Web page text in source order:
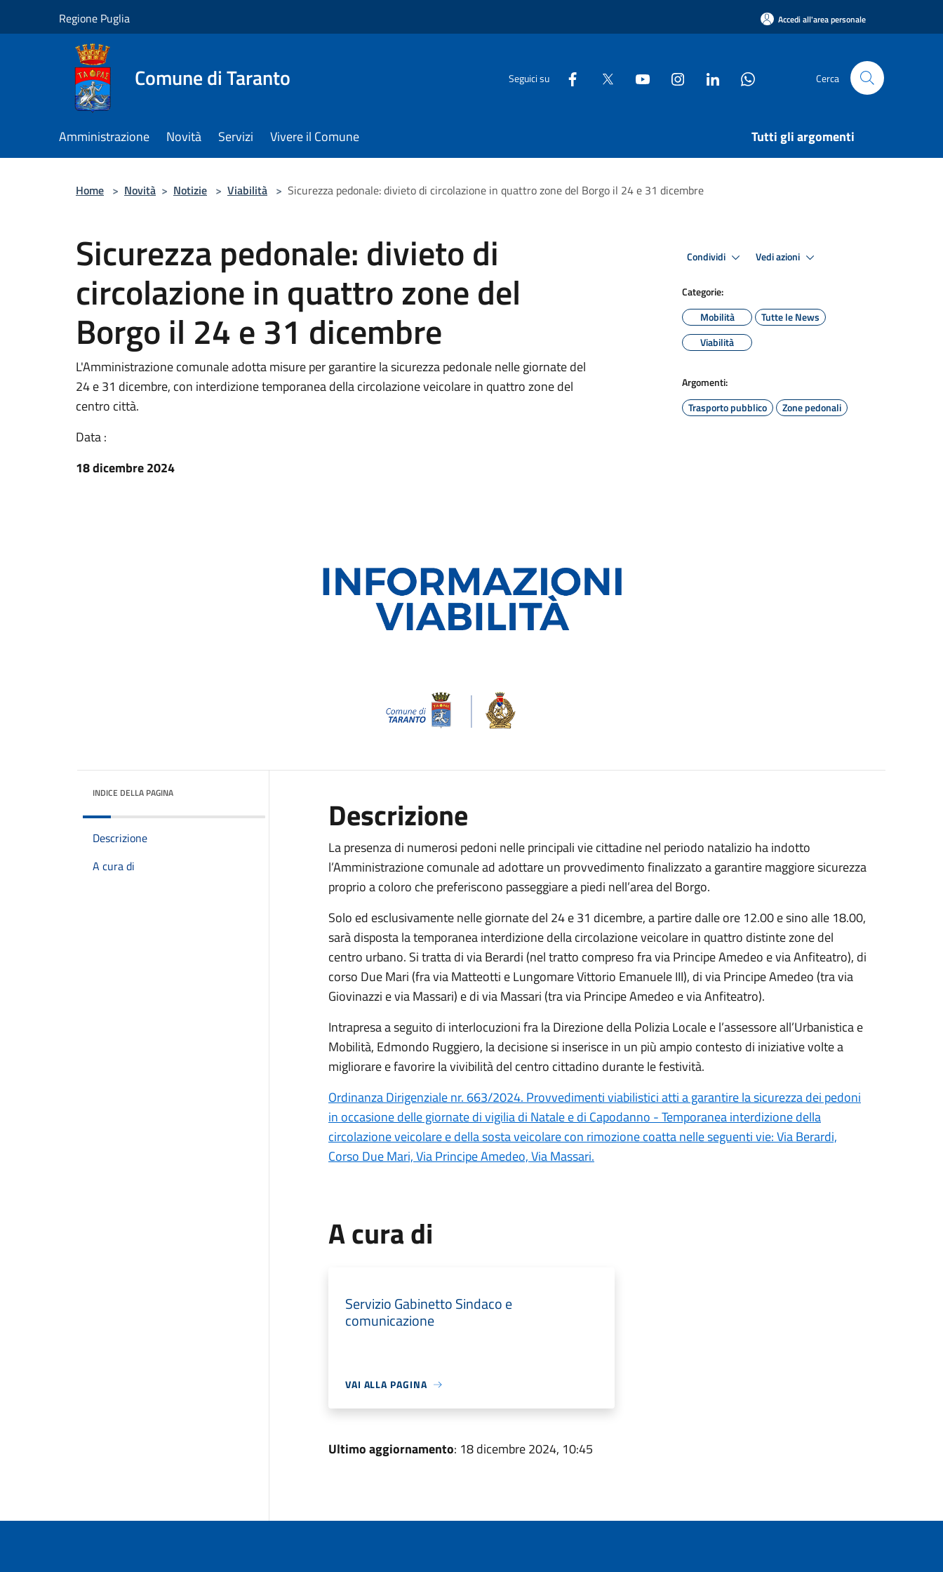
Regione Puglia Accedi all'area personale
Comune di Taranto Seguici su Cerca
Amministrazione Novità Servizi Vivere il Comune Tutti gli argomenti
Home > Novità > Notizie > Viabilità > Sicurezza pedonale: divieto di circolazione in quattro zone del Borgo il 24 e 31 dicembre
Sicurezza pedonale: divieto di
circolazione in quattro zone del
Borgo il 24 e 31 dicembre
L'Amministrazione comunale adotta misure per garantire la sicurezza pedonale nelle giornate del
24 e 31 dicembre, con interdizione temporanea della circolazione veicolare in quattro zone del
centro città.
Data :
18 dicembre 2024
Condividi Vedi azioni
Categorie:
Mobilità
Tutte le News
Viabilità
Argomenti:
Trasporto pubblico
Zone pedonali
INDICE DELLA PAGINA
Descrizione
A cura di
Descrizione
La presenza di numerosi pedoni nelle principali vie cittadine nel periodo natalizio ha indotto
l’Amministrazione comunale ad adottare un provvedimento finalizzato a garantire maggiore sicurezza
proprio a coloro che preferiscono passeggiare a piedi nell’area del Borgo.
Solo ed esclusivamente nelle giornate del 24 e 31 dicembre, a partire dalle ore 12.00 e sino alle 18.00,
sarà disposta la temporanea interdizione della circolazione veicolare in quattro distinte zone del
centro urbano. Si tratta di via Berardi (nel tratto compreso fra via Principe Amedeo e via Anfiteatro), di
corso Due Mari (fra via Matteotti e Lungomare Vittorio Emanuele III), di via Principe Amedeo (tra via
Giovinazzi e via Massari) e di via Massari (tra via Principe Amedeo e via Anfiteatro).
Intrapresa a seguito di interlocuzioni fra la Direzione della Polizia Locale e l’assessore all’Urbanistica e
Mobilità, Edmondo Ruggiero, la decisione si inserisce in un più ampio contesto di iniziative volte a
migliorare e favorire la vivibilità del centro cittadino durante le festività.
Ordinanza Dirigenziale nr. 663/2024. Provvedimenti viabilistici atti a garantire la sicurezza dei pedoni
in occasione delle giornate di vigilia di Natale e di Capodanno - Temporanea interdizione della
circolazione veicolare e della sosta veicolare con rimozione coatta nelle seguenti vie: Via Berardi,
Corso Due Mari, Via Principe Amedeo, Via Massari.
A cura di
Servizio Gabinetto Sindaco e
comunicazione
VAI ALLA PAGINA
Ultimo aggiornamento: 18 dicembre 2024, 10:45